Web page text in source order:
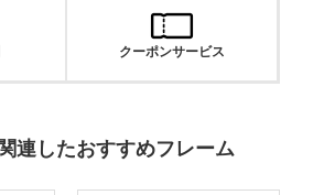
クーポンサービス
連したおすすめフレーム